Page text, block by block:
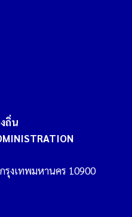
ถิ่น
รุงเทพมหานคร 10900